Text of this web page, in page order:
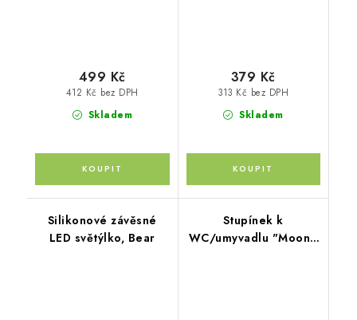
Skladem
412 Kč bez DPH
499 Kč
Skladem
313 Kč bez DPH
379 Kč
Silikonové závěsné
LED světýlko, Bear
Stupínek k
WC/umyvadlu "Moon",